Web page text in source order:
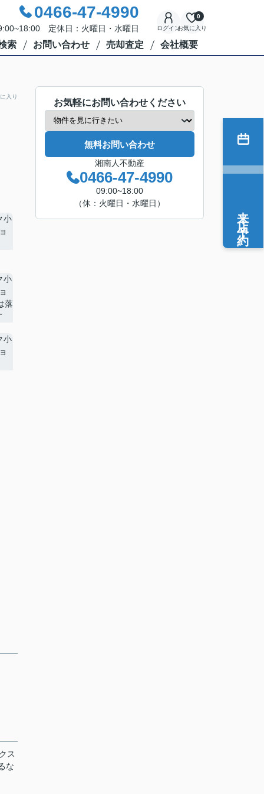
0466-47-4990
定休日：火曜日・水曜日 ログインお気に入り
0
索 お問い合わせ 売却査定 会社概要
入り
ス
な
お気軽にお問い合わせください
無料お問い合わせ
湘南人不動産
0466-47-4990
09:00~18:00
（休：火曜日・水曜日）
来店予約